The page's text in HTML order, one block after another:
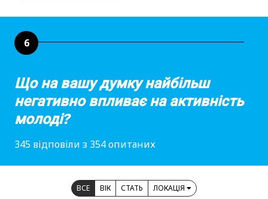
6
Що на вашу думку найбільш
негативно впливає на активність
молоді?
345 відповіли з 354 опитаних
ВСЕ ВІК СТАТЬ ЛОКАЦІЯ